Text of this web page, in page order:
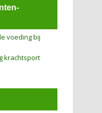
voeding bij
krachtsport